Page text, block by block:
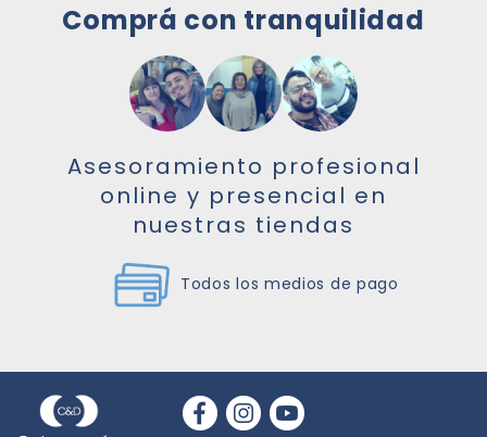
Comprá con tranquilidad
Asesoramiento profesional
online y presencial en
nuestras tiendas
Todos los medios de pago
Las mejores marcas